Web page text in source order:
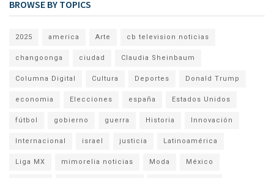
BROWSE BY TOPICS
2025 america Arte cb television noticias
changoonga ciudad Claudia Sheinbaum
Columna Digital Cultura Deportes Donald Trump
economia Elecciones españa Estados Unidos
fútbol gobierno guerra Historia Innovación
Internacional israel justicia Latinoamérica
Liga MX mimorelia noticias Moda México